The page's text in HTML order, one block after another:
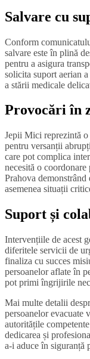
Salvare cu
Conform
salvare este în plină
pentru a asigura
solicita suport aerian
a stării medicale
Provocări în
Jepii Mici reprezintă
pentru versanții
care pot complica
necesită o
Prahova
asemenea situații
Suport și
Intervențiile de acest
diferitele servicii de
finaliza cu succes
persoanelor aflate în
pot primi îngrijirile
Mai multe detalii
persoanelor evacuate
autoritățile
dedicarea și
a-i aduce în siguranță